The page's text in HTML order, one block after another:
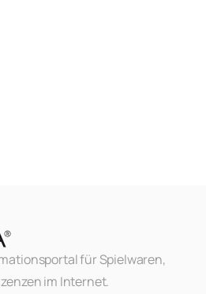
für Spielwaren,
im Internet.